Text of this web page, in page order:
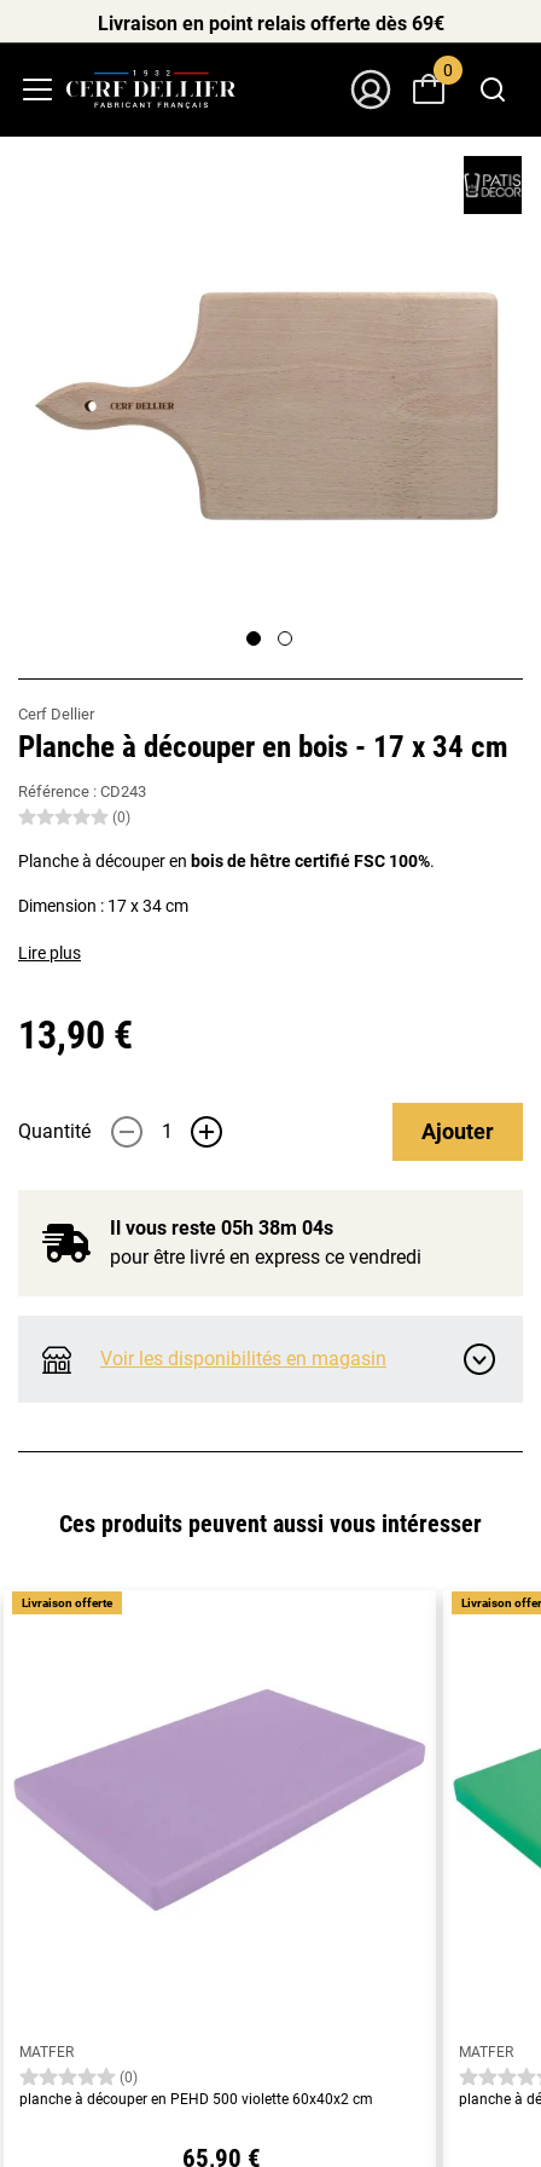
Livraison en point relais offerte dès 69€
0
Cerf Dellier
Planche à découper en bois - 17 x 34 cm
Référence : CD243
(0)
Planche à découper en bois de hêtre certifié FSC 100%.
Dimension : 17 x 34 cm
Lire plus
13,90 €
Quantité - + Ajouter
Il vous reste 05h 38m 04s
pour être livré en express ce vendredi
Voir les disponibilités en magasin
Ces produits peuvent aussi vous intéresser
MATFER
(0)
planche à découper en PEHD 500 violette 60x40x2 cm
65,90 €
Livraison offerte
MATFER
planche à
Livraison